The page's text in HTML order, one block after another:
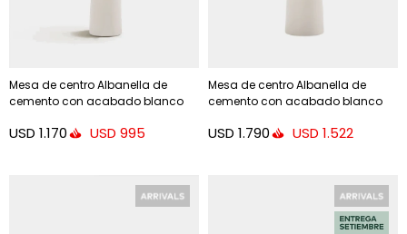
Mesa de centro Albanella de
cemento con acabado blanco
USD 1.170 USD 995
Mesa de centro Albanella de
cemento con acabado blanco
USD 1.790 USD 1.522